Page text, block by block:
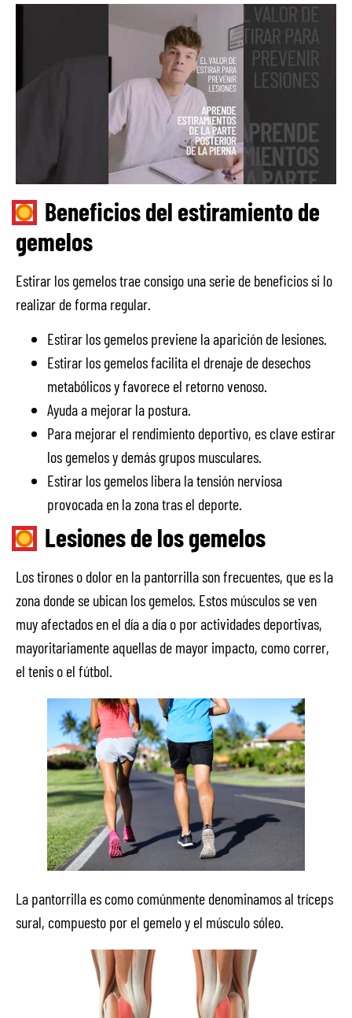
Beneficios del estiramiento de
gemelos
Estirar los gemelos trae consigo una serie de beneficios si lo
realizar de forma regular.
Estirar los gemelos previene la aparición de lesiones.
Estirar los gemelos facilita el drenaje de desechos
metabólicos y favorece el retorno venoso.
Ayuda a mejorar la postura.
Para mejorar el rendimiento deportivo, es clave estirar
los gemelos y demás grupos musculares.
Estirar los gemelos libera la tensión nerviosa
provocada en la zona tras el deporte.
Lesiones de los gemelos
Los tirones o dolor en la pantorrilla son frecuentes, que es la
zona donde se ubican los gemelos. Estos músculos se ven
muy afectados en el día a día o por actividades deportivas,
mayoritariamente aquellas de mayor impacto, como correr,
el tenis o el fútbol.
La pantorrilla es como comúnmente denominamos al tríceps
sural, compuesto por el gemelo y el músculo sóleo.